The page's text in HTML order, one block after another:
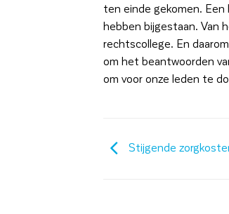
ten einde gekomen. Een
hebben bijgestaan. Van
rechtscollege. En
om het beantwoorden
om voor onze leden te
Stijgende